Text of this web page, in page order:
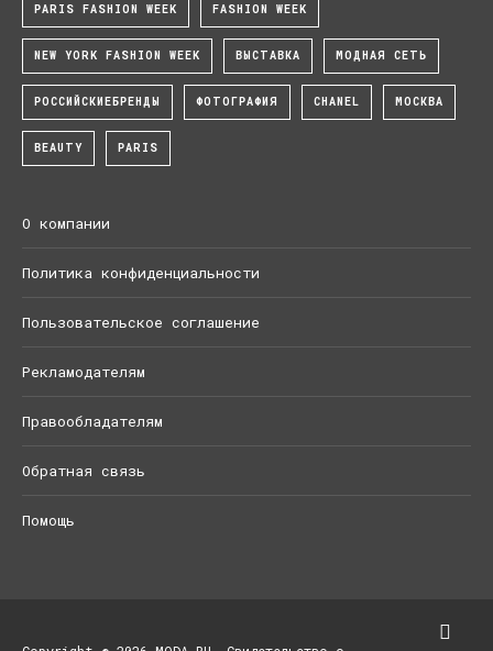
PARIS FASHION WEEK FASHION WEEK
NEW YORK FASHION WEEK ВЫСТАВКА МОДНАЯ СЕТЬ
РОССИЙСКИЕБРЕНДЫ ФОТОГРАФИЯ CHANEL МОСКВА
BEAUTY PARIS
О компании
Политика конфиденциальности
Пользовательское соглашение
Рекламодателям
Правообладателям
Обратная связь
Помощь